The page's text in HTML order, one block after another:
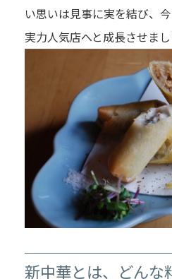
い思いは見事に実を結び、
実力人気店へと成長させまし
新中華とは、どんな